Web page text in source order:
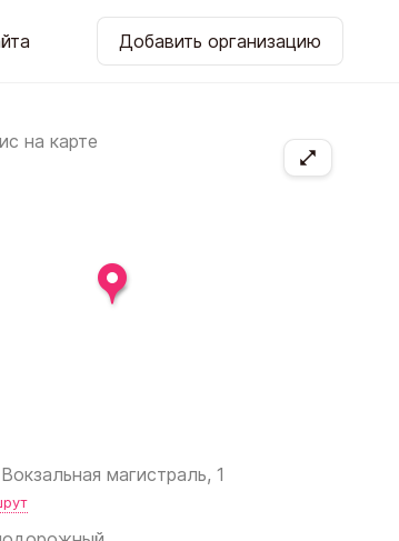
Добавить организацию
магистраль, 1